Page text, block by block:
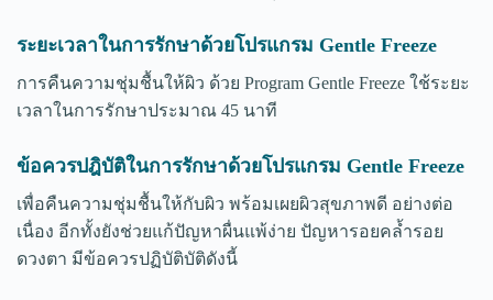
ระยะเวลาในการรักษาด้วยโปรแกรม Gentle Freeze
การคืนความชุ่มชื้นให้ผิว ด้วย Program Gentle Freeze ใช้ระยะ
เวลาในการรักษาประมาณ 45 นาที
ข้อควรปฎิบัติในการรักษาด้วยโปรแกรม Gentle Freeze
เพื่อคืนความชุ่มชื้นให้กับผิว พร้อมเผยผิวสุขภาพดี อย่างต่อ
เนื่อง อีกทั้งยังช่วยแก้ปัญหาผื่นแพ้ง่าย ปัญหารอยคล้ำรอย
ดวงตา มีข้อควรปฏิบัติบัติดังนี้